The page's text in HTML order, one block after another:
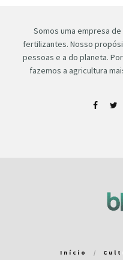
Somos uma empresa
fertilizantes. Nosso
pessoas e a do planeta.
fazemos a agricultura
Início